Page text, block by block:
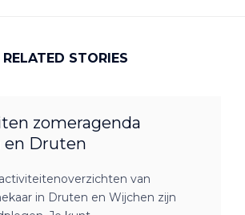
RELATED STORIES
zomeragenda
en Druten
van
in Druten en Wijchen zijn